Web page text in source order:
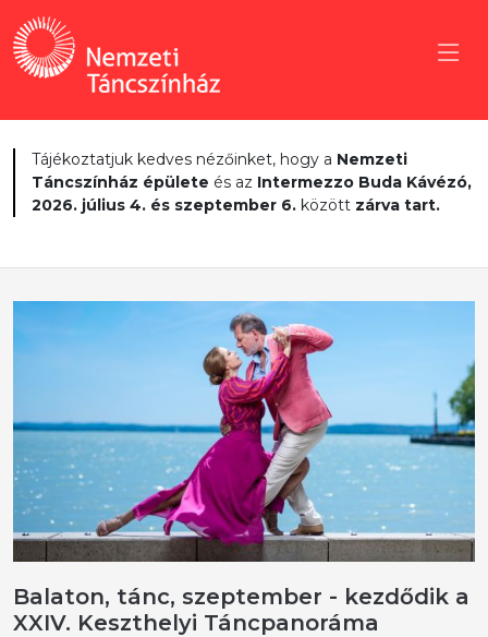
Tájékoztatjuk kedves nézőinket, hogy a Nemzeti
Táncszínház épülete és az Intermezzo Buda Kávézó,
2026. július 4. és szeptember 6. között zárva tart.
Balaton, tánc, szeptember - kezdődik a
XXIV. Keszthelyi Táncpanoráma